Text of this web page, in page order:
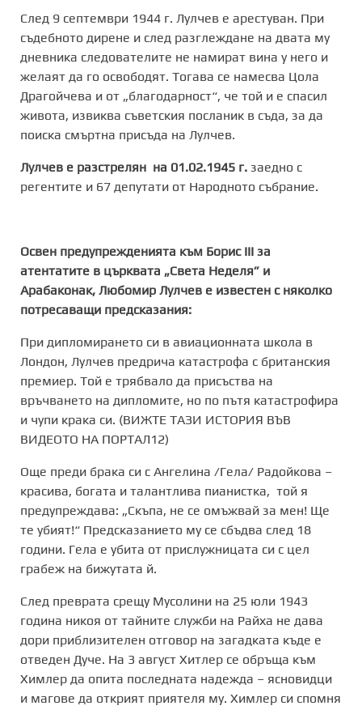
След 9 септември 1944 г. Лулчев е арестуван. При
съдебното дирене и след разглеждане на двата му
дневника следователите не намират вина у него и
желаят да го освободят. Тогава се намесва Цола
Драгойчева и от „благодарност“, че той и е спасил
живота, извиква съветския посланик в съда, за да
поиска смъртна присъда на Лулчев.
Лулчев е разстрелян на 01.02.1945 г. заедно с
регентите и 67 депутати от Народното събрание.
Освен предупрежденията към Борис III за
атентатите в църквата „Света Неделя” и
Арабаконак, Любомир Лулчев е известен с няколко
потресаващи предсказания:
При дипломирането си в авиационната школа в
Лондон, Лулчев предрича катастрофа с британския
премиер. Той е трябвало да присъства на
връчването на дипломите, но по пътя катастрофира
и чупи крака си. (ВИЖТЕ ТАЗИ ИСТОРИЯ ВЪВ
ВИДЕОТО НА ПОРТАЛ12)
Още преди брака си с Ангелина /Гела/ Радойкова –
красива, богата и талантлива пианистка, той я
предупреждава: „Скъпа, не се омъжвай за мен! Ще
те убият!“ Предсказанието му се сбъдва след 18
години. Гела е убита от прислужницата си с цел
грабеж на бижутата й.
След преврата срещу Мусолини на 25 юли 1943
година никоя от тайните служби на Райха не дава
дори приблизителен отговор на загадката къде е
отведен Дуче. На 3 август Хитлер се обръща към
Химлер да опита последната надежда – ясновидци
и магове да открият приятеля му. Химлер си спомня